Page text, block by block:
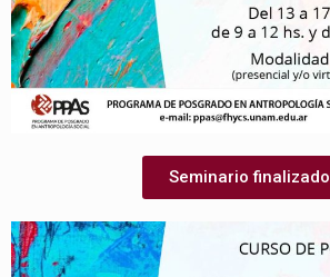
Seminario finalizado